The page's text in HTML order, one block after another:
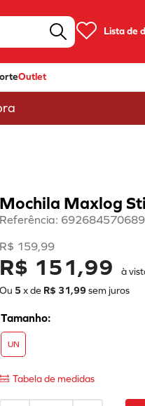
Lista de
Outlet
Mochila Maxlog
Referência:
R$ 159,99
R$ 151,99
à
Ou 5 x de R$ 31,99sem juros
UN
Tabela de medidas